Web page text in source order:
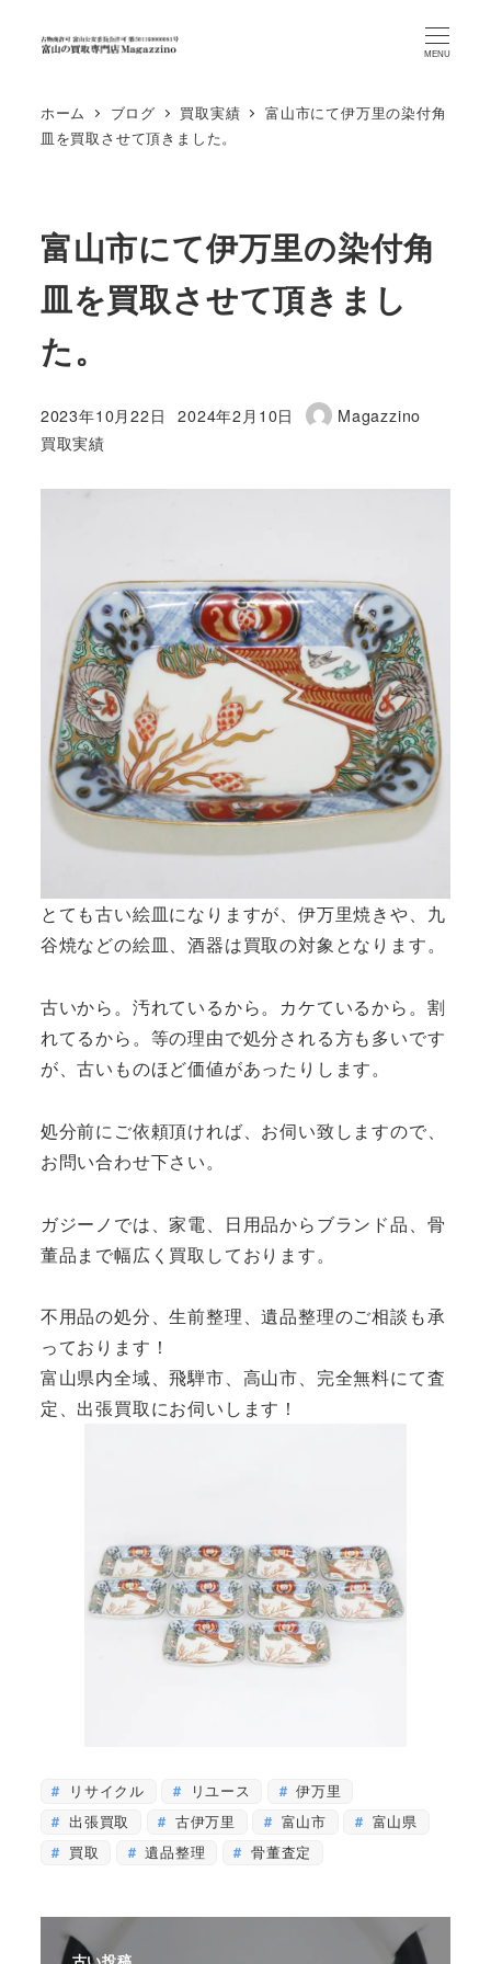
MENU
ホーム ブログ 買取実績
富山市にて伊万里の染付角
皿を買取させて頂きました。
富山市にて伊万里の染付角
皿を買取させて頂きまし
た。
投稿日
2023年10月22日
更新日
2024年2月10日
著
Magazzino
カテゴリー
買取実績
とても古い絵皿になりますが、伊万里焼きや、九
谷焼などの絵皿、酒器は買取の対象となります。
古いから。汚れているから。カケているから。割
れてるから。等の理由で処分される方も多いです
が、古いものほど価値があったりします。
処分前にご依頼頂ければ、お伺い致しますので、
お問い合わせ下さい。
ガジーノでは、家電、日用品からブランド品、骨
董品まで幅広く買取しております。
不用品の処分、生前整理、遺品整理のご相談も承
っております！
富山県内全域、飛騨市、高山市、完全無料にて査
定、出張買取にお伺いします！
リサイクル リユース
伊万里
出張買取
古伊万里 富山市
富山県
買取
遺品整理 骨董査定